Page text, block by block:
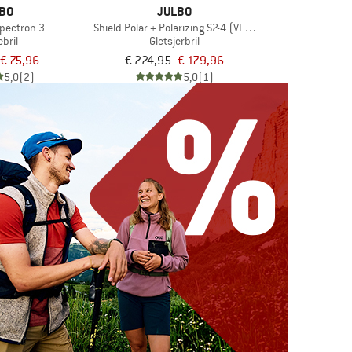
3
€ 75,96
5,0(2)
JULBO
Shield Polar + Polarizing S2-4 (VLT 5-20%)
Gletsjerbril
€ 224,95 € 179,96
5,0(1)